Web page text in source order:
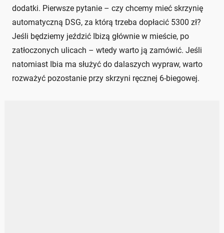
dodatki. Pierwsze pytanie – czy chcemy mieć skrzynię
automatyczną DSG, za którą trzeba dopłacić 5300 zł?
Jeśli będziemy jeździć Ibizą głównie w mieście, po
zatłoczonych ulicach – wtedy warto ją zamówić. Jeśli
natomiast Ibia ma służyć do dalaszych wypraw, warto
rozważyć pozostanie przy skrzyni ręcznej 6-biegowej.